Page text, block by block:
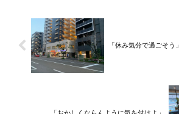
「休み気分で過ごそう」
「おかしくならんように気を付けよ」